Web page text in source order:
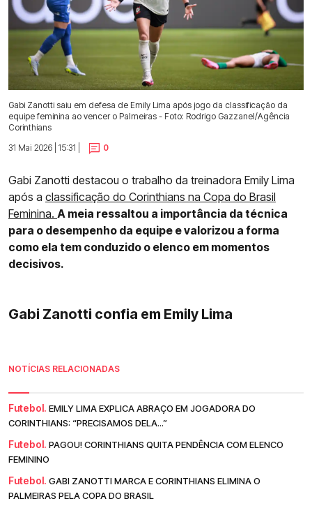
Gabi Zanotti saiu em defesa de Emily Lima após jogo da classificação da
equipe feminina ao vencer o Palmeiras - Foto: Rodrigo Gazzanel/Agência
Corinthians
31 Mai 2026 | 15:31 |
0
Gabi Zanotti destacou o trabalho da treinadora Emily Lima
após a classificação do Corinthians na Copa do Brasil
Feminina. A meia ressaltou a importância da técnica
para o desempenho da equipe e valorizou a forma
como ela tem conduzido o elenco em momentos
decisivos.
Gabi Zanotti confia em Emily Lima
NOTÍCIAS RELACIONADAS
Futebol. EMILY LIMA EXPLICA ABRAÇO EM JOGADORA DO
CORINTHIANS: “PRECISAMOS DELA...”
Futebol. PAGOU! CORINTHIANS QUITA PENDÊNCIA COM ELENCO
FEMININO
Futebol. GABI ZANOTTI MARCA E CORINTHIANS ELIMINA O
PALMEIRAS PELA COPA DO BRASIL